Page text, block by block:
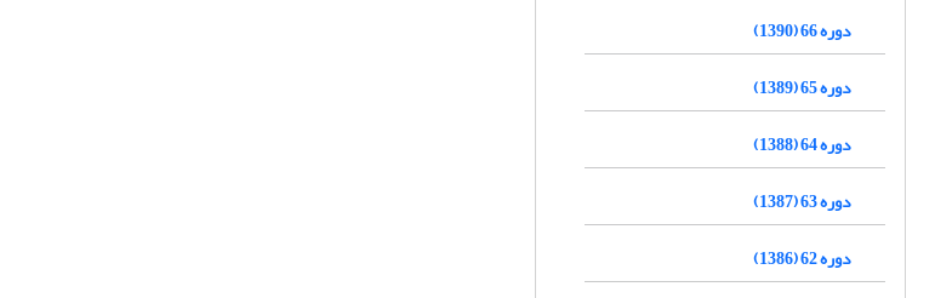
دوره 66 (1390)
دوره 65 (1389)
دوره 64 (1388)
دوره 63 (1387)
دوره 62 (1386)